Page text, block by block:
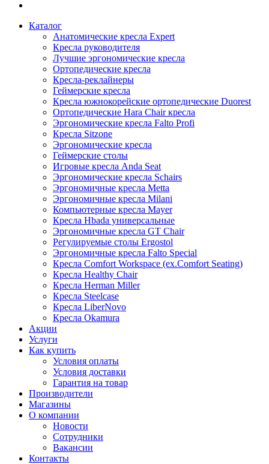
Каталог
Анатомические кресла Expert
Кресла руководителя
Лучшие эргономические кресла
Ортопедические кресла
Кресла-реклайнеры
Геймерские кресла
Кресла южнокорейские ортопедические Duorest
Ортопедические Hara Chair кресла
Эргономические кресла Falto Profi
Кресла Sitzone
Эргономические кресла
Геймерские столы
Игровые кресла Anda Seat
Эргономические кресла Schairs
Эргономичные кресла Metta
Эргономичные кресла Milani
Компьютерные кресла Mayer
Кресла Hbada универсальные
Эргономичные кресла GT Chair
Регулируемые столы Ergostol
Эргономичные кресла Falto Special
Кресла Comfort Workspace (ex.Comfort Seating)
Кресла Healthy Chair
Кресла Herman Miller
Кресла Steelcase
Кресла LiberNovo
Кресла Okamura
Акции
Услуги
Как купить
Условия оплаты
Условия доставки
Гарантия на товар
Производители
Магазины
О компании
Новости
Сотрудники
Вакансии
Контакты